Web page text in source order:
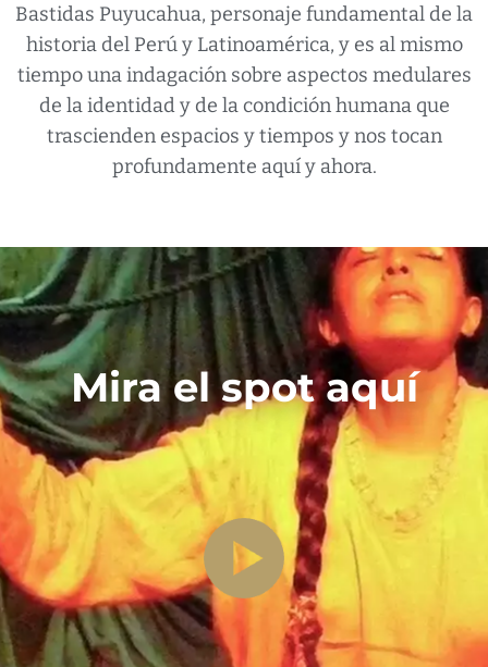
Bastidas Puyucahua, personaje fundamental de la
historia del Perú y Latinoamérica, y es al mismo
tiempo una indagación sobre aspectos medulares
de la identidad y de la condición humana que
trascienden espacios y tiempos y nos tocan
profundamente aquí y ahora.
Mira el spot aquí